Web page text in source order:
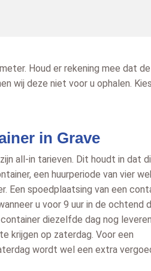
Houd er rekening mee dat
wij deze niet voor u ophalen.
in Grave
all-in tarieven. Dit houdt in dat
een huurperiode van vier
Een spoedplaatsing van een
u voor 9 uur in de ochtend
diezelfde dag nog
krijgen op zaterdag. Voor een
wordt wel een extra